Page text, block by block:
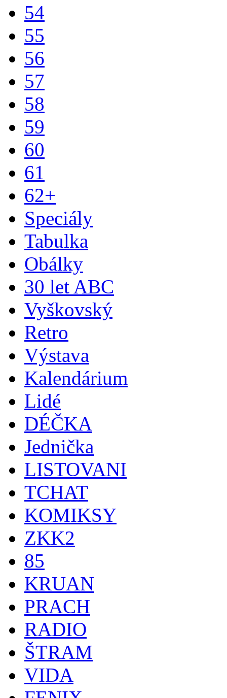
54
55
56
57
58
59
60
61
62+
Speciály
Tabulka
Obálky
30 let ABC
Vyškovský
Retro
Výstava
Kalendárium
Lidé
DÉČKA
Jednička
LISTOVANI
TCHAT
KOMIKSY
ZKK2
85
KRUAN
PRACH
RADIO
ŠTRAM
VIDA